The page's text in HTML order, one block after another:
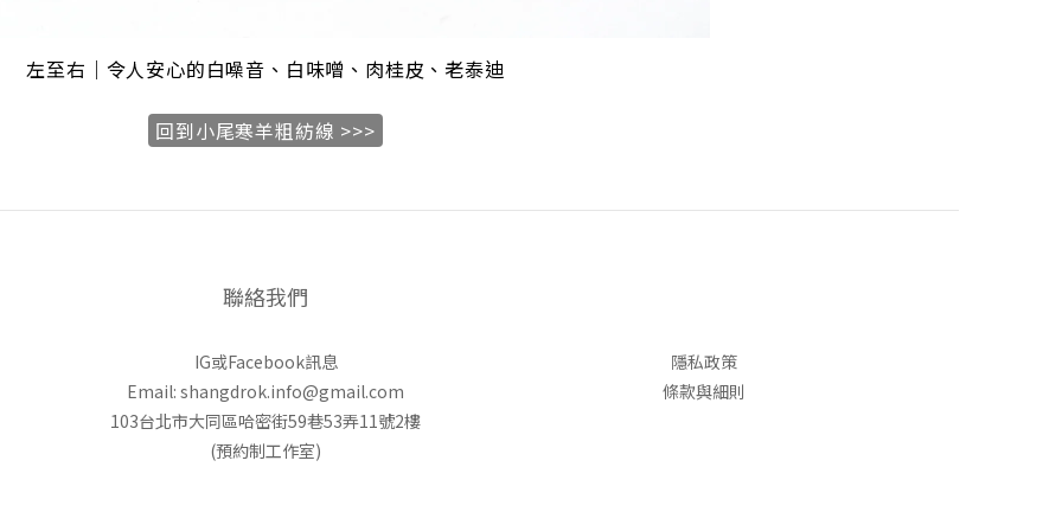
左至右｜令人安心的白噪音、白味噌、肉桂皮、老泰迪
回到小尾寒羊粗紡線 >>>
聯絡我們
IG或Facebook訊息
Email: shangdrok.info@gmail.com
103台北市大同區哈密街59巷53弄11號2樓
(預約制工作室)
隱私政策
條款與細則